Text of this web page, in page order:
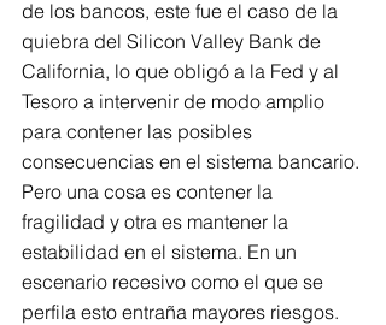
de los bancos, este fue el caso de la
quiebra del Silicon Valley Bank de
California, lo que obligó a la Fed y al
Tesoro a intervenir de modo amplio
para contener las posibles
consecuencias en el sistema bancario.
Pero una cosa es contener la
fragilidad y otra es mantener la
estabilidad en el sistema. En un
escenario recesivo como el que se
perfila esto entraña mayores riesgos.